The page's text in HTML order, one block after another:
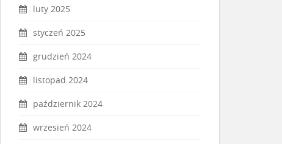
luty 2025
styczeń 2025
grudzień 2024
listopad 2024
październik 2024
wrzesień 2024